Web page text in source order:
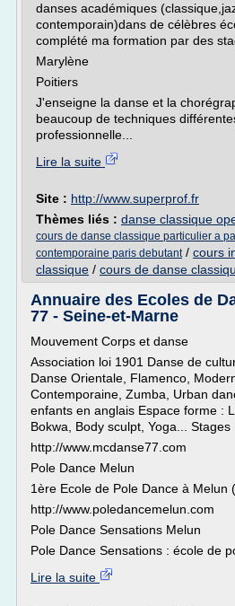
danses académiques
contemporain)dans de célèbres
complété ma formation par des
Marylène
Poitiers
J'enseigne la danse et la
beaucoup de techniques
professionnelle...
Lire la suite
Site : http://www.superprof.fr
Thèmes liés : danse classique
cours de danse classique particulier a
contemporaine paris debutant/ cours
classique / cours de danse
Annuaire des Ecoles de
77 - Seine-et-Marne
Mouvement Corps et danse
Association loi 1901 Danse de
Danse Orientale, Flamenco,
Contemporaine, Zumba, Urban
enfants en anglais Espace forme :
Bokwa, Body sculpt, Yoga... Stages
http://www.mcdanse77.com
Pole Dance Melun
1ère Ecole de Pole Dance à Melun
http://www.poledancemelun.com
Pole Dance Sensations Melun
Pole Dance Sensations : école de
Lire la suite